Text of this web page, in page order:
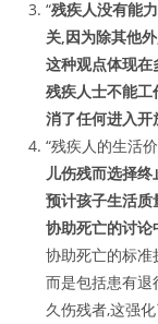
“残疾人没有能
关,因为除其他
这种观点体现在
残疾人士不能
消了任何进入
“残疾人的生活
儿伤残而选择
预计孩子生活
协助死亡的讨
协助死亡的标
而是包括患有
久伤残者,这强